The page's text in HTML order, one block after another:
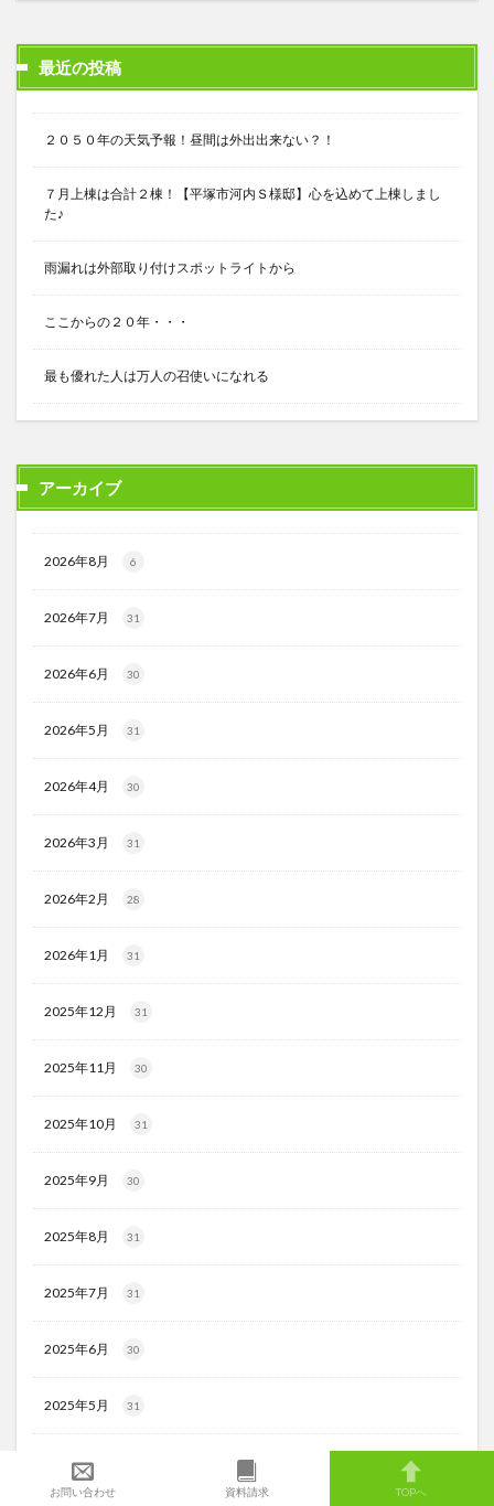
最近の投稿
２０５０年の天気予報！昼間は外出出来ない？！
７月上棟は合計２棟！【平塚市河内Ｓ様邸】心を込めて上棟しまし
た♪
雨漏れは外部取り付けスポットライトから
ここからの２０年・・・
最も優れた人は万人の召使いになれる
アーカイブ
2026年8月 6
2026年7月 31
2026年6月 30
2026年5月 31
2026年4月 30
2026年3月 31
2026年2月 28
2026年1月 31
2025年12月 31
2025年11月 30
2025年10月 31
2025年9月 30
2025年8月 31
2025年7月 31
2025年6月 30
2025年5月 31
2025年4月
お問い合わせ 資料請求 TOPへ